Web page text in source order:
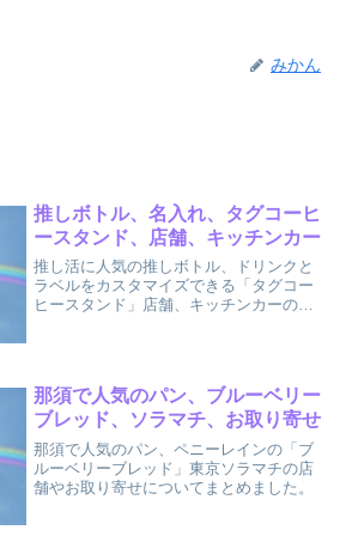
みかん
推しボトル、名入れ、タグコーヒ
ースタンド、店舗、キッチンカー
推し活に人気の推しボトル、ドリンクと
ラベルをカスタマイズできる「タグコー
ヒースタンド」店舗、キッチンカーの出
那須で人気のパン、ブルーベリー
ブレッド、ソラマチ、お取り寄せ
那須で人気のパン、ペニーレインの「ブ
ルーベリーブレッド」東京ソラマチの店
舗やお取り寄せについてまとめました。